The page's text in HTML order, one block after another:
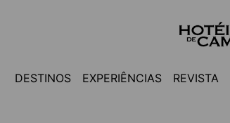
DESTINOS EXPERIÊNCIAS REVISTA